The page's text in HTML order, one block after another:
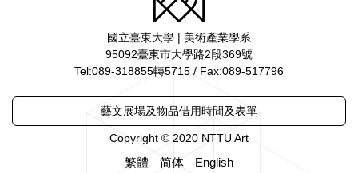
繁體 简体 English
國立臺東大學 | 美術產業學系
95092臺東市大學路2段369號
Tel:089-318855轉5715 / Fax:089-517796
藝文展場及物品借用時間及表單
Copyright © 2020 NTTU Art